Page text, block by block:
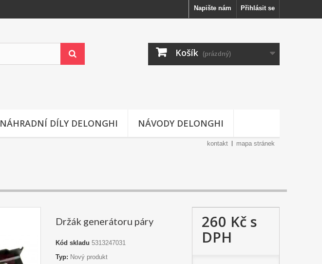
Přihlásit se
Napište nám
Košík (prázdný)
NÁHRADNÍ DÍLY DELONGHI NÁVODY DELONGHI
kontakt mapa stránek
Držák generátoru páry
Kód skladu 5313247031
Typ: Nový produkt
260 Kčs
DPH